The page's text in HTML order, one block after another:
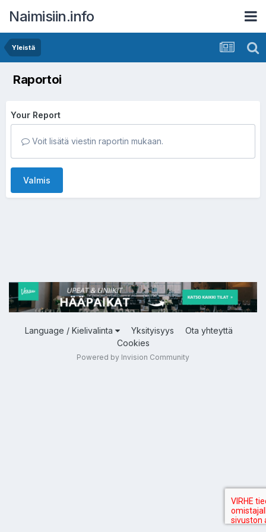
Naimisiin.info
Yleistä
Raportoi
Your Report
Voit lisätä viestin raportin mukaan.
Valmis
Language / Kielivalinta Yksityisyys
Ota yhteyttä
Cookies
Powered by Invision Community